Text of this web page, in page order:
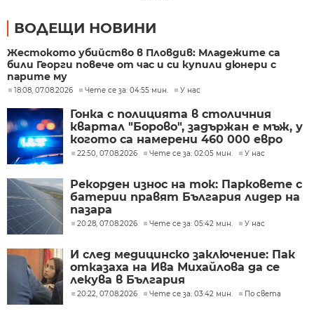
ВОДЕЩИ НОВИНИ
Жестокото убийство в Пловдив: Младежите са
били Георги повече от час и си купили дюнери с
парите му
18:08, 07.08.2026 Чете се за: 04:55 мин. У нас
Гонка с полицията в столичния
квартал "Борово", задържан е мъж, у
когото са намерени 460 000 евро
22:50, 07.08.2026 Чете се за: 02:05 мин. У нас
Рекорден износ на ток: Парковете с
батерии правят България лидер на
пазара
20:28, 07.08.2026 Чете се за: 05:42 мин. У нас
И след медицинско заключение: Пак
отказаха на Ива Михайлова да се
лекува в България
20:22, 07.08.2026 Чете се за: 03:42 мин. По света